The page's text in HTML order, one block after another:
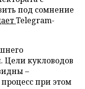
под сомнение
Telegram-
кукловодов
–
при этом